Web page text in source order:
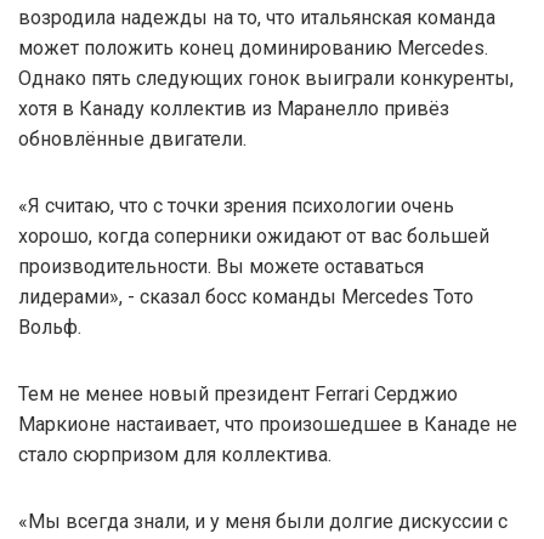
возродила надежды на то, что итальянская команда
может положить конец доминированию Mercedes.
Однако пять следующих гонок выиграли конкуренты,
хотя в Канаду коллектив из Маранелло привёз
обновлённые двигатели.
«Я считаю, что с точки зрения психологии очень
хорошо, когда соперники ожидают от вас большей
производительности. Вы можете оставаться
лидерами», - сказал босс команды Mercedes Тото
Вольф.
Тем не менее новый президент Ferrari Серджио
Маркионе настаивает, что произошедшее в Канаде не
стало сюрпризом для коллектива.
«Мы всегда знали, и у меня были долгие дискуссии с